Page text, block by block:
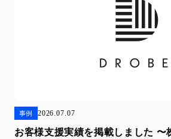
事例 2026.07.07
お客様支援実績を掲載しました 〜